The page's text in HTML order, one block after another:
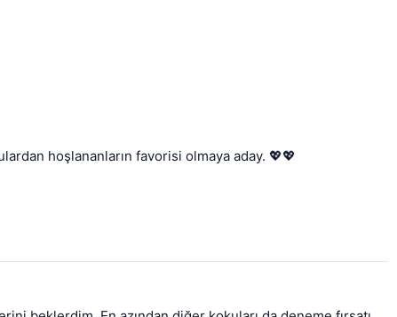
hoşlananların favorisi olmaya aday. 💖💖